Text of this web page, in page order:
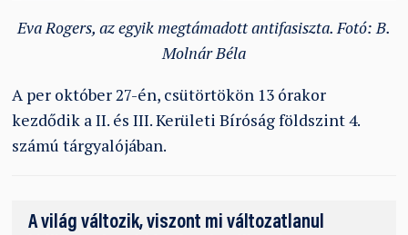
Eva Rogers, az egyik megtámadott antifasiszta. Fotó: B.
Molnár Béla
A per október 27-én, csütörtökön 13 órakor
kezdődik a II. és III. Kerületi Bíróság földszint 4.
számú tárgyalójában.
A világ változik, viszont mi változatlanul